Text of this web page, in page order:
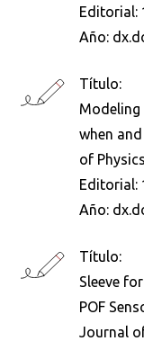
Editorial:
Año:
Título:
Modeling
when
of
Editorial:
Año:
Título:
Sleeve
POF
Journal
Busca en la
Buscar en: *